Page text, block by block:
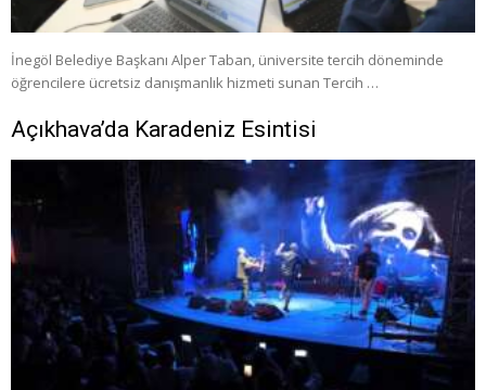
İnegöl Belediye Başkanı Alper Taban, üniversite tercih döneminde
öğrencilere ücretsiz danışmanlık hizmeti sunan Tercih …
Açıkhava’da Karadeniz Esintisi